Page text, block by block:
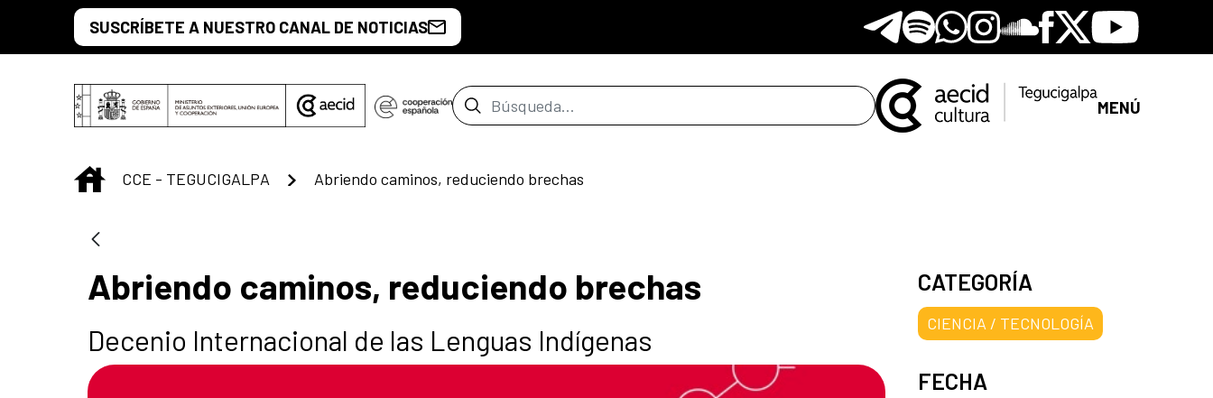
Saltar al contenido principal
SUSCRÍBETE A NUESTRO CANAL DE NOTICIAS Telegram
SpotifyWhatsapp
Instagram
Soundclore
Facebook
X Youtube
Barra de búsqueda MENÚ
INICIO
CCE - TEGUCIGALPA Abriendo caminos, reduciendo brechas
Abriendo caminos, reduciendo brechas
Decenio Internacional de las Lenguas Indígenas
CATEGORÍA
CIENCIA / TECNOLOGÍA
FECHA